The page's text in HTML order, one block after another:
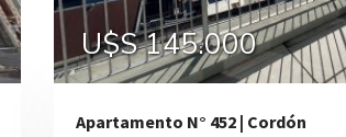
U$S 110.000
U$S 145.000
U$S 145.000
Apartamento N° 452 | Cordón